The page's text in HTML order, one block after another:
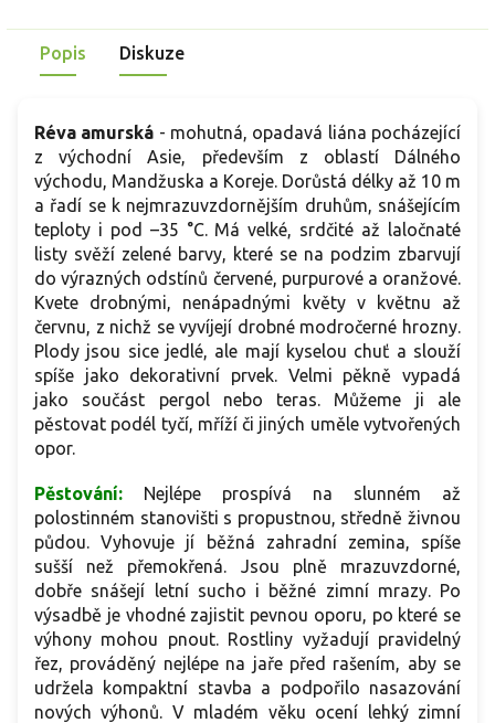
Popis Diskuze
Réva amurská - mohutná, opadavá liána pocházející
z východní Asie, především z oblastí Dálného
východu, Mandžuska a Koreje. Dorůstá délky až 10 m
a řadí se k nejmrazuvzdornějším druhům, snášejícím
teploty i pod –35 °C. Má velké, srdčité až laločnaté
listy svěží zelené barvy, které se na podzim zbarvují
do výrazných odstínů červené, purpurové a oranžové.
Kvete drobnými, nenápadnými květy v květnu až
červnu, z nichž se vyvíjejí drobné modročerné hrozny.
Plody jsou sice jedlé, ale mají kyselou chuť a slouží
spíše jako dekorativní prvek. Velmi pěkně vypadá
jako součást pergol nebo teras. Můžeme ji ale
pěstovat podél tyčí, mříží či jiných uměle vytvořených
opor.
Pěstování: Nejlépe prospívá na slunném až
polostinném stanovišti s propustnou, středně živnou
půdou. Vyhovuje jí běžná zahradní zemina, spíše
sušší než přemokřená. Jsou plně mrazuvzdorné,
dobře snášejí letní sucho i běžné zimní mrazy. Po
výsadbě je vhodné zajistit pevnou oporu, po které se
výhony mohou pnout. Rostliny vyžadují pravidelný
řez, prováděný nejlépe na jaře před rašením, aby se
udržela kompaktní stavba a podpořilo nasazování
nových výhonů. V mladém věku ocení lehký zimní